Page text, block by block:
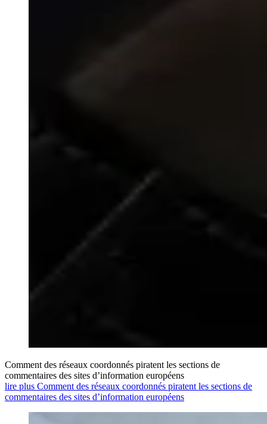
Comment des réseaux coordonnés piratent les sections de
commentaires des sites d’information européens
lire plus Comment des réseaux coordonnés piratent les sections de
commentaires des sites d’information européens